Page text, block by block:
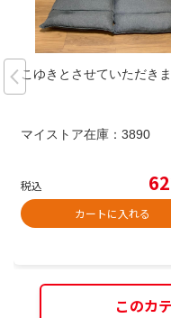
こゆきとさせていただきま
マイストア在庫： 3890
税込
カートに入れる
このカ